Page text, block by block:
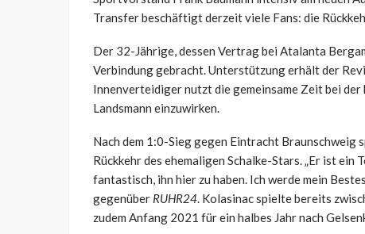
Transfer beschäftigt derzeit viele Fans: die
Der 32-Jährige, dessen Vertrag bei Atalanta
Verbindung gebracht. Unterstützung erhält der
Innenverteidiger nutzt die gemeinsame Zeit bei
Landsmann einzuwirken.
Nach dem 1:0-Sieg gegen Eintracht
Rückkehr des ehemaligen Schalke-Stars. „Er ist ein
fantastisch, ihn hier zu haben. Ich werde mein
gegenüber RUHR24. Kolasinac spielte bereits
zudem Anfang 2021 für ein halbes Jahr nach